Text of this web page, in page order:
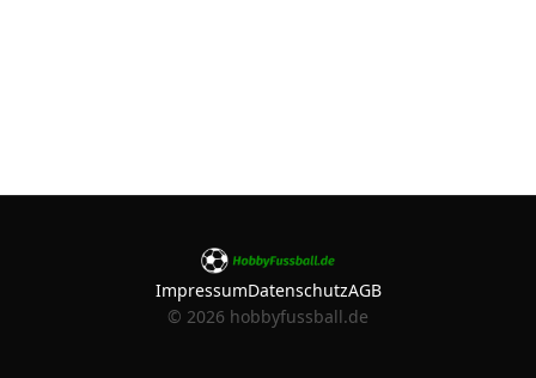
ImpressumDatenschutzAGB
© 2026 hobbyfussball.de